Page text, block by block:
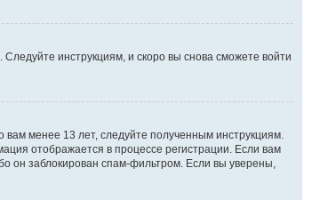
. Следуйте инструкциям, и скоро вы снова сможете войти
вам менее 13 лет, следуйте полученным инструкциям.
отображается в процессе регистрации. Если вам
он заблокирован спам-фильтром. Если вы уверены,